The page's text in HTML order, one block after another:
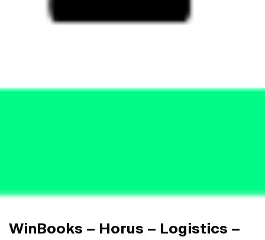
WinBooks – Horus – Logistics –